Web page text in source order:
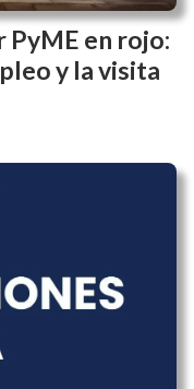
PyME en rojo:
y la visita